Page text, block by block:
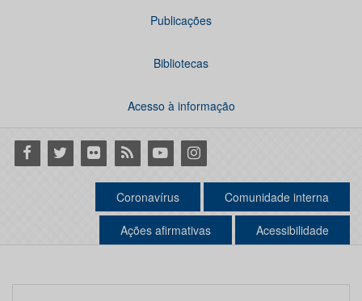
Publicações
Bibliotecas
Acesso à informação
Facebook
Twitter Flickr RSS YoutubeInstagram
Coronavírus Comunidade interna
Ações afirmativas Acessibilidade